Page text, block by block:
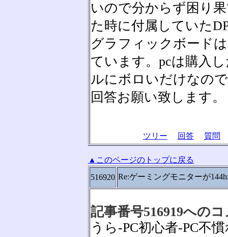
いので分からず困り
た時に付属していた
グラフィックボードは
ています。pcは購入
ルにボロいだけなの
回答お願い致します。
ツリー 回答 質問
▲このページのトップに戻る
516920 Re:ゲーミングモニターが
記事番号516919への
うら-PC初心者-PC不